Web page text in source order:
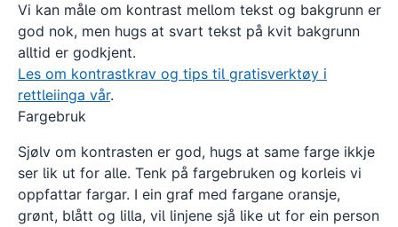
Vi kan måle om kontrast mellom tekst og bakgrunn er
god nok, men hugs at svart tekst på kvit bakgrunn
alltid er godkjent.
Les om kontrastkrav og tips til gratisverktøy i
rettleiinga vår.
Fargebruk
Sjølv om kontrasten er god, hugs at same farge ikkje
ser lik ut for alle. Tenk på fargebruken og korleis vi
oppfattar fargar. I ein graf med fargane oransje,
grønt, blått og lilla, vil linjene sjå like ut for ein person